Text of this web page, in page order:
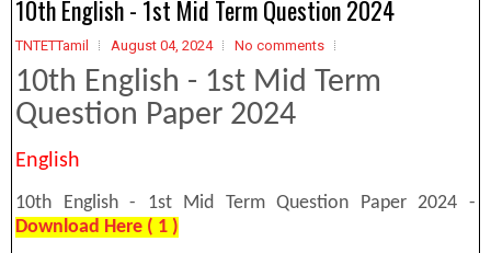
10th English - 1st Mid Term Question 2024
TNTETTamil August 04, 2024 No comments
10th English - 1st Mid Term
Question Paper 2024
English
10th English - 1st Mid Term Question Paper 2024 -
Download Here ( 1 )